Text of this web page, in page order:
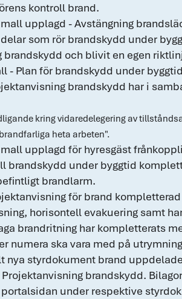
kontroll brand.
upplagd - Avstängning
som rör brandskydd under
brandskydd och blivit en egen
- Plan för brandskydd under
brandskydd har i
kring vidaredelegering av
heta arbeten".
upplagd för hyresgäst
brandskydd under byggtid
brandlarm.
för brand
horisontell evakuering samt
brandritning har kompletterats
numera ska vara med på
nya styrdokument brand
brandskydd.
under respektive